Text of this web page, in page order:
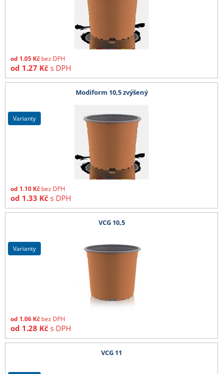
od 1.05 Kč bez DPH
od 1.27 Kč s DPH
Modiform 10,5 zvýšený
od 1.10 Kč bez DPH
od 1.33 Kč s DPH
varianty
VCG 10,5
od 1.06 Kč bez DPH
od 1.28 Kč s DPH
varianty
VCG 11